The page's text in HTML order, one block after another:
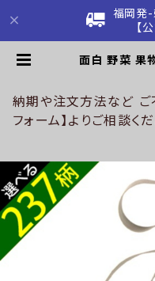
福岡発
【公
面白 野菜 果
貨 グッズ 自
ori-a-
-CLOTHES
納期や注文方法など ご
フォーム】よりご相談くだ